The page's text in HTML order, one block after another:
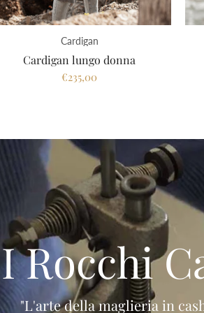
Cardigan
Cardigan lungo donna
€235,00
I Rocchi
"L'arte della maglieria in